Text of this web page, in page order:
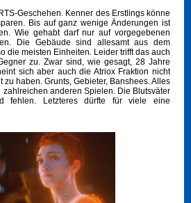
Geschehen. Kenner des Erstlings könne
Bis auf ganz wenige Änderungen ist
Wie gehabt darf nur auf vorgegebenen
Die Gebäude sind allesamt aus dem
die meisten Einheiten. Leider trifft das auch
zu. Zwar sind, wie gesagt, 28 Jahre
sich aber auch die Atriox Fraktion nicht
haben. Grunts, Gebieter, Banshees. Alles
zahlreichen anderen Spielen. Die Blutsväter
fehlen. Letzteres dürfte für viele eine